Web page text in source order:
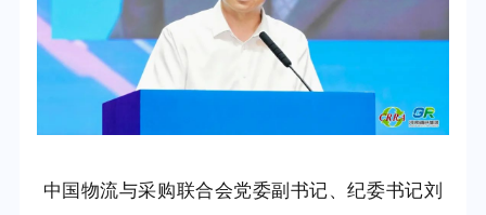
中国物流与采购联合会党委副书记、纪委书记刘